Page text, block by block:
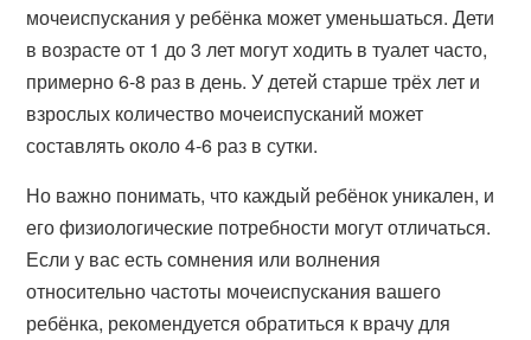
мочеиспускания у ребёнка может уменьшаться. Дети
в возрасте от 1 до 3 лет могут ходить в туалет часто,
примерно 6-8 раз в день. У детей старше трёх лет и
взрослых количество мочеиспусканий может
составлять около 4-6 раз в сутки.
Но важно понимать, что каждый ребёнок уникален, и
его физиологические потребности могут отличаться.
Если у вас есть сомнения или волнения
относительно частоты мочеиспускания вашего
ребёнка, рекомендуется обратиться к врачу для